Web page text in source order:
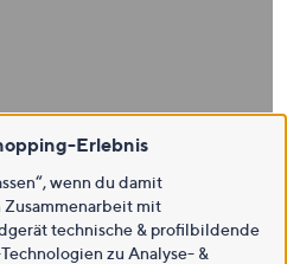
Erlebnis
wenn du damit
Zusammenarbeit mit
technische & profilbildende
zu Analyse- &